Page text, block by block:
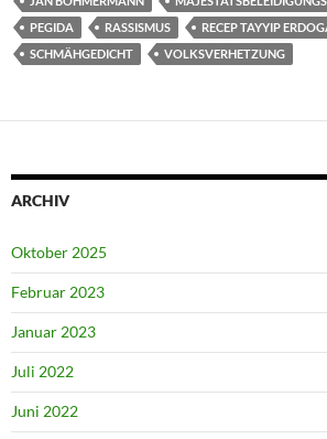
PEGIDA
RASSISMUS
RECEP TAYYIP
SCHMÄHGEDICHT
VOLKSVERHETZUNG
ARCHIV
Oktober 2025
Februar 2023
Januar 2023
Juli 2022
Juni 2022